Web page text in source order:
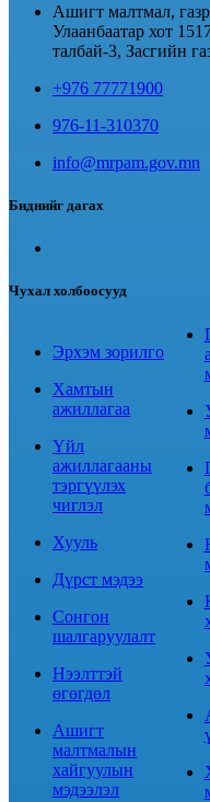
Ашигт малтмал,
Улаанбаатар хот
талбай-3, Засгийн
+976 77771900
976-11-310370
info@mrpam.gov.mn
Биднийг дагах
Чухал холбоосууд
Эрхэм зорилго
Хамтын
ажиллагаа
Үйл
ажиллагааны
тэргүүлэх
чиглэл
Хууль
Дүрст мэдээ
Сонгон
шалгаруулалт
Нээлттэй
өгөгдөл
Ашигт
малтмалын
хайгуулын
мэдээлэл